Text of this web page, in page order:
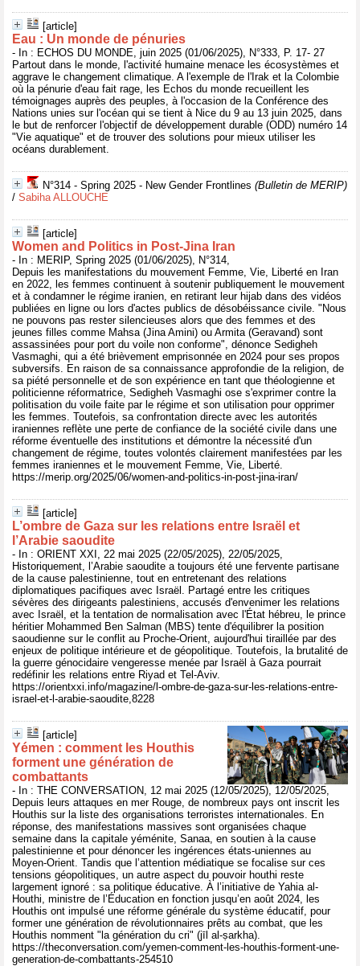
[article]
Eau : Un monde de pénuries
- In : ECHOS DU MONDE, juin 2025 (01/06/2025), N°333, P. 17- 27
Partout dans le monde, l'activité humaine menace les écosystèmes et
aggrave le changement climatique. A l'exemple de l'Irak et la Colombie
où la pénurie d'eau fait rage, les Echos du monde recueillent les
témoignages auprès des peuples, à l'occasion de la Conférence des
Nations unies sur l'océan qui se tient à Nice du 9 au 13 juin 2025, dans
le but de renforcer l'objectif de développement durable (ODD) numéro 14
"Vie aquatique" et de trouver des solutions pour mieux utiliser les
océans durablement.
N°314 - Spring 2025 - New Gender Frontlines (Bulletin de MERIP)
/ Sabiha ALLOUCHE
[article]
Women and Politics in Post-Jina Iran
- In : MERIP, Spring 2025 (01/06/2025), N°314,
Depuis les manifestations du mouvement Femme, Vie, Liberté en Iran
en 2022, les femmes continuent à soutenir publiquement le mouvement
et à condamner le régime iranien, en retirant leur hijab dans des vidéos
publiées en ligne ou lors d'actes publics de désobéissance civile. "Nous
ne pouvons pas rester silencieuses alors que des femmes et des
jeunes filles comme Mahsa (Jina Amini) ou Armita (Geravand) sont
assassinées pour port du voile non conforme", dénonce Sedigheh
Vasmaghi, qui a été brièvement emprisonnée en 2024 pour ses propos
subversifs. En raison de sa connaissance approfondie de la religion, de
sa piété personnelle et de son expérience en tant que théologienne et
politicienne réformatrice, Sedigheh Vasmaghi ose s'exprimer contre la
politisation du voile faite par le régime et son utilisation pour opprimer
les femmes. Toutefois, sa confrontation directe avec les autorités
iraniennes reflète une perte de confiance de la société civile dans une
réforme éventuelle des institutions et démontre la nécessité d'un
changement de régime, toutes volontés clairement manifestées par les
femmes iraniennes et le mouvement Femme, Vie, Liberté.
https://merip.org/2025/06/women-and-politics-in-post-jina-iran/
[article]
L’ombre de Gaza sur les relations entre Israël et
l’Arabie saoudite
- In : ORIENT XXI, 22 mai 2025 (22/05/2025), 22/05/2025,
Historiquement, l’Arabie saoudite a toujours été une fervente partisane
de la cause palestinienne, tout en entretenant des relations
diplomatiques pacifiques avec Israël. Partagé entre les critiques
sévères des dirigeants palestiniens, accusés d'envenimer les relations
avec Israël, et la tentation de normalisation avec l'État hébreu, le prince
héritier Mohammed Ben Salman (MBS) tente d'équilibrer la position
saoudienne sur le conflit au Proche-Orient, aujourd'hui tiraillée par des
enjeux de politique intérieure et de géopolitique. Toutefois, la brutalité de
la guerre génocidaire vengeresse menée par Israël à Gaza pourrait
redéfinir les relations entre Riyad et Tel-Aviv.
https://orientxxi.info/magazine/l-ombre-de-gaza-sur-les-relations-entre-
israel-et-l-arabie-saoudite,8228
[article]
Yémen : comment les Houthis
forment une génération de
combattants
- In : THE CONVERSATION, 12 mai 2025 (12/05/2025), 12/05/2025,
Depuis leurs attaques en mer Rouge, de nombreux pays ont inscrit les
Houthis sur la liste des organisations terroristes internationales. En
réponse, des manifestations massives sont organisées chaque
semaine dans la capitale yéménite, Sanaa, en soutien à la cause
palestinienne et pour dénoncer les ingérences états-uniennes au
Moyen-Orient. Tandis que l’attention médiatique se focalise sur ces
tensions géopolitiques, un autre aspect du pouvoir houthi reste
largement ignoré : sa politique éducative. À l’initiative de Yahia al-
Houthi, ministre de l’Éducation en fonction jusqu’en août 2024, les
Houthis ont impulsé une réforme générale du système éducatif, pour
former une génération de révolutionnaires prêts au combat, que les
Houthis nomment "la génération du cri" (jīl al-ṣarkha).
https://theconversation.com/yemen-comment-les-houthis-forment-une-
generation-de-combattants-254510